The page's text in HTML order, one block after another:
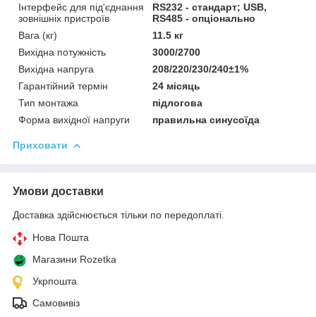
Інтерфейс для під'єднання
зовнішніх пристроїв
RS232 - стандарт; USB,
RS485 - опціонально
Вага (кг)
11.5 кг
Вихідна потужність
3000/2700
Вихідна напруга
208/220/230/240±1%
Гарантійний термін
24 місяць
Тип монтажа
підлогова
Форма вихідної напруги
правильна синусоїда
Приховати
Умови доставки
Доставка здійснюється тільки по передоплаті.
Нова Пошта
Магазини Rozetka
Укрпошта
Самовивіз